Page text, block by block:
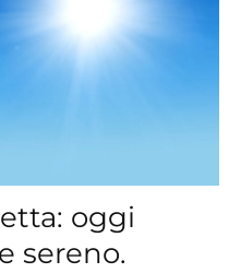
oggi
sereno.